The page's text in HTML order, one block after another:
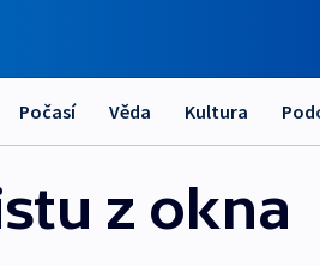
Počasí Věda Kultura
z okna